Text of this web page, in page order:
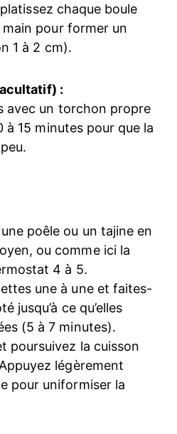
chaque boule
main pour former un
1 à 2 cm).
:
avec un torchon propre
à 15 minutes pour que la
poêle ou un tajine en
ou comme ici la
4 à 5.
une à une et faites-
jusqu’à ce qu’elles
(5 à 7 minutes).
poursuivez la cuisson
légèrement
pour uniformiser la